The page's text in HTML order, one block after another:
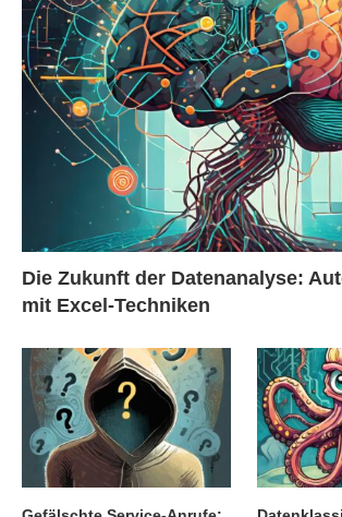
Die Zukunft der Datenanalyse:
mit Excel-Techniken